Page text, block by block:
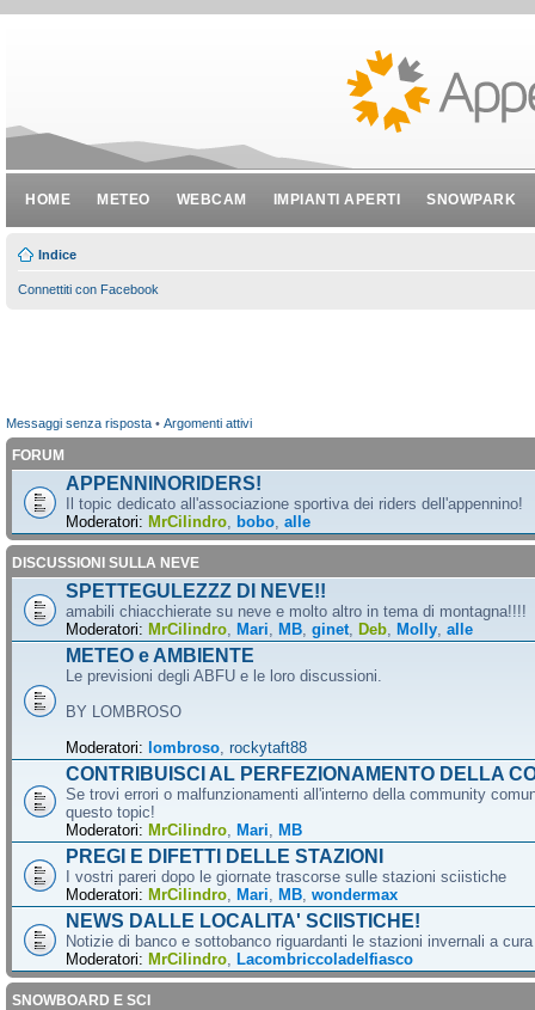
HOME METEO WEBCAM IMPIANTI APERTI SNOWPARK
Indice
Connettiti con Facebook
Messaggi senza risposta • Argomenti attivi
FORUM
APPENNINORIDERS!
Il topic dedicato all'associazione sportiva dei riders dell'appennino!
Moderatori: MrCilindro bobo alle
DISCUSSIONI SULLA NEVE
SPETTEGULEZZZ DI NEVE!!
amabili chiacchierate su neve e molto altro in tema di montagna!!!!
Moderatori: MrCilindro Mari MB ginet Deb Molly alle
METEO e AMBIENTE
Le previsioni degli ABFU e le loro discussioni.
BY LOMBROSO
Moderatori: lombroso rockytaft88
CONTRIBUISCI AL PERFEZIONAMENTO DELLA
Se trovi errori o malfunzionamenti all'interno della community
questo topic!
Moderatori: MrCilindro Mari MB
PREGI E DIFETTI DELLE STAZIONI
I vostri pareri dopo le giornate trascorse sulle stazioni sciistiche
Moderatori: MrCilindro Mari MB wondermax
NEWS DALLE LOCALITA' SCIISTICHE!
Notizie di banco e sottobanco riguardanti le stazioni invernali a
Moderatori: MrCilindro Lacombriccoladelfiasco
SNOWBOARD E SCI